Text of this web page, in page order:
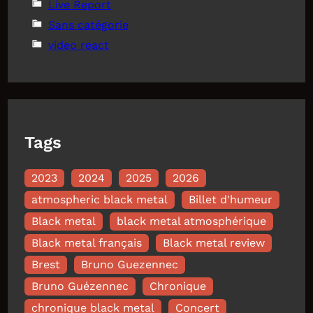
Live Report
Sans catégorie
video react
Tags
2023 2024 2025
2026
atmospheric black metal
Billet d'humeur
Black metal
black metal atmosphérique
Black metal français
Black metal review
Brest
Bruno Guezennec
Bruno Guézennec
Chronique
chronique black metal
Concert